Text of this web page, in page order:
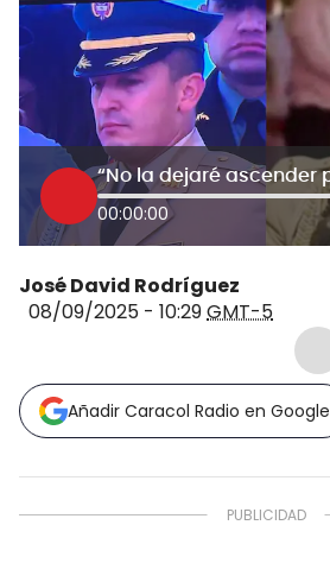
00:00:00
José David Rodríguez
08/09/2025 - 10:29GMT-5
Añadir Caracol Radio en Google